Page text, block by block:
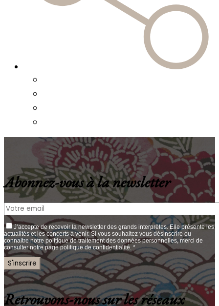
Abonnez-vous à la newsletter
J’accepte de recevoir la newsletter des grands interprètes. Elle présente les
actualités et les concerts à venir. Si vous souhaitez vous désinscrire ou
connaitre notre politique de traitement des données personnelles, merci de
consulter notre page politique de confidentialité. *
Retrouvons-nous sur les réseaux